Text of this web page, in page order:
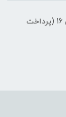
تحویل حضوری:با هماهنگی قبلی ساعت 10 الی 16 (پرداخت